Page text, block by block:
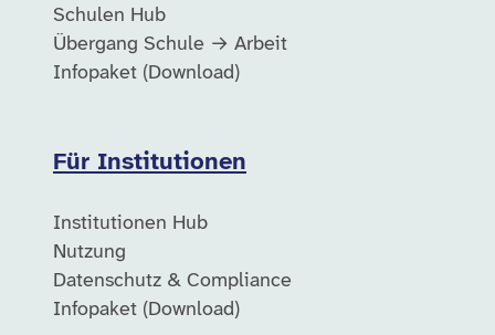
Schulen Hub
Übergang Schule → Arbeit
Infopaket (Download)
Für Institutionen
Institutionen Hub
Nutzung
Datenschutz & Compliance
Infopaket (Download)